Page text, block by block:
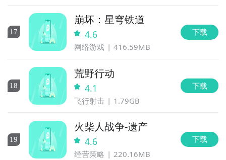
17
崩坏：星穹铁道
4.6
网络游戏 416.59MB
下载
18
荒野行动
4.1
飞行射击 1.79GB
下载
19
火柴人战争-遗产
4.6
经营策略 220.16MB
下载